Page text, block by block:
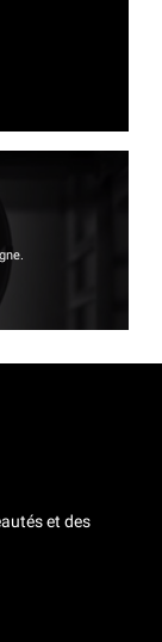
et des